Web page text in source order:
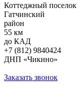
Коттеджный поселок
Гатчинский
район
55 км
до КАД
+7 (812) 9840424
ДНП «Чикино»
Заказать звонок